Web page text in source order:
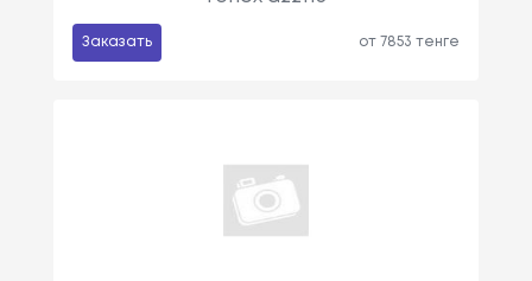
Заказать от 7853 тенге